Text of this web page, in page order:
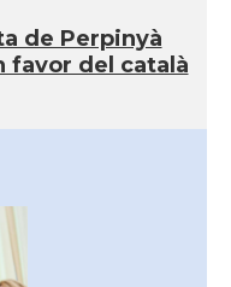
de Perpinyà
favor del català